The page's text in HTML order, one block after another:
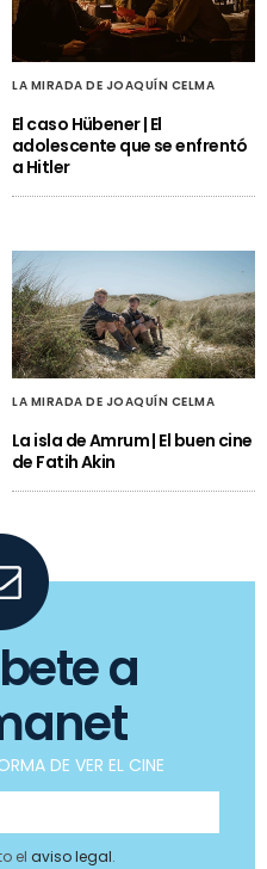
LA MIRADA DE JOAQUÍN CELMA
El caso Hübener | El
adolescente que se enfrentó
a Hitler
LA MIRADA DE JOAQUÍN CELMA
La isla de Amrum | El buen cine
de Fatih Akin
a
DE VER EL CINE
el aviso legal.